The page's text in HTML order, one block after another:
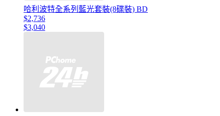
哈利波特全系列藍光套裝(8碟裝) BD
$2,736
$3,040